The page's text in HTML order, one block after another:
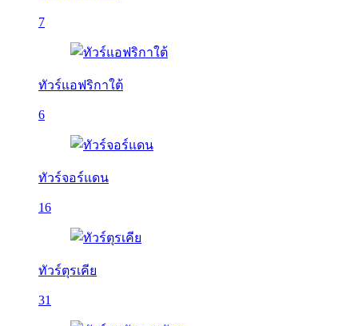
7
ทัวร์แอฟริกาใต้
6
ทัวร์จอร์แดน
16
ทัวร์ตุรเคีย
31